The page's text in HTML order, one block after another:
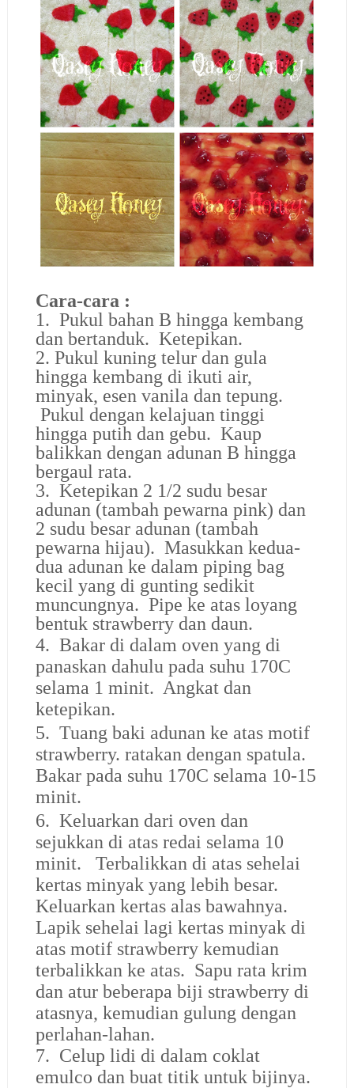
Cara-cara :
1. Pukul bahan B hingga kembang
dan bertanduk. Ketepikan.
2. Pukul kuning telur dan gula
hingga kembang di ikuti air,
minyak, esen vanila dan tepung.
Pukul dengan kelajuan tinggi
hingga putih dan gebu. Kaup
balikkan dengan adunan B hingga
bergaul rata.
3. Ketepikan 2 1/2 sudu besar
adunan (tambah pewarna pink) dan
2 sudu besar adunan (tambah
pewarna hijau). Masukkan kedua-
dua adunan ke dalam piping bag
kecil yang di gunting sedikit
muncungnya. Pipe ke atas loyang
bentuk strawberry dan daun.
4. Bakar di dalam oven yang di
panaskan dahulu pada suhu 170C
selama 1 minit. Angkat dan
ketepikan.
5. Tuang baki adunan ke atas motif
strawberry. ratakan dengan spatula.
Bakar pada suhu 170C selama 10-15
minit.
6. Keluarkan dari oven dan
sejukkan di atas redai selama 10
minit. Terbalikkan di atas sehelai
kertas minyak yang lebih besar.
Keluarkan kertas alas bawahnya.
Lapik sehelai lagi kertas minyak di
atas motif strawberry kemudian
terbalikkan ke atas. Sapu rata krim
dan atur beberapa biji strawberry di
atasnya, kemudian gulung dengan
perlahan-lahan.
7. Celup lidi di dalam coklat
emulco dan buat titik untuk bijinya.